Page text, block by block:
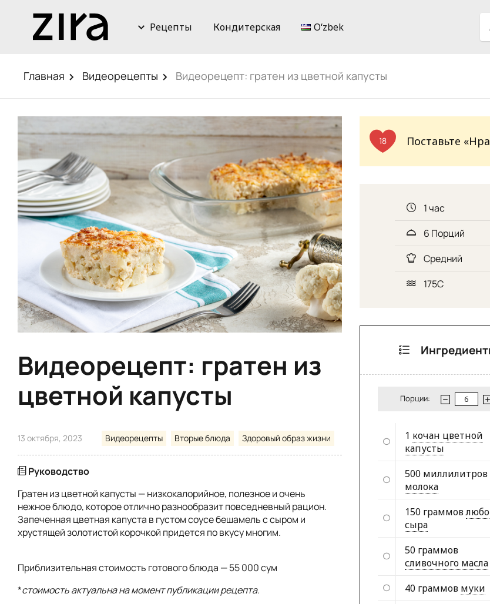
Рецепты Кондитерская Oʻzbek
Главная Видеорецепты Видеорецепт: гратен из цветной капусты
Видеорецепт: гратен из
цветной капусты
13 октября, 2023 Видеорецепты Вторые блюда Здоровый образ жизни
Руководство
Гратен из цветной капусты — низкокалорийное, полезное и очень
нежное блюдо, которое отлично разнообразит повседневный рацион.
Запеченная цветная капуста в густом соусе бешамель с сыром и
хрустящей золотистой корочкой придется по вкусу многим.
Приблизительная стоимость готового блюда — 55 000 сум
*стоимость актуальна на момент публикации рецепта.
18 Поставьте
1 час
6 Порций
Средний
175С
Порции:
1 кочан цветной
капусты
500 миллилитров
молока
150 граммов
сыра
50 граммов
сливочного масла
40 граммов муки